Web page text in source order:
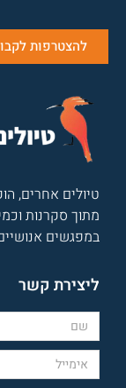
להצטרפות
טיולים אחרים,
מתוך סקרנות
במפגשים
ליצירת קשר